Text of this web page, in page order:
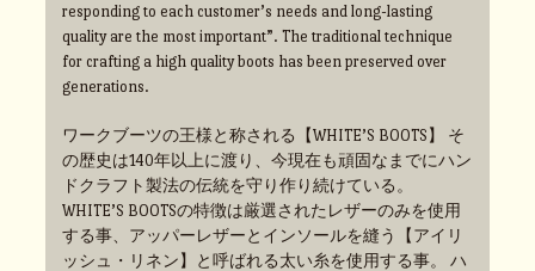
responding to each customer’s needs and long-lasting
quality are the most important”. The traditional technique
for crafting a high quality boots has been preserved over
generations.
ワークブーツの王様と称される【WHITE’S BOOTS】 そ
の歴史は140年以上に渡り、今現在も頑固なまでにハン
ドクラフト製法の伝統を守り作り続けている。
WHITE’S BOOTSの特徴は厳選されたレザーのみを使用
する事、アッパーレザーとインソールを縫う【アイリ
ッシュ・リネン】と呼ばれる太い糸を使用する事。 ハ